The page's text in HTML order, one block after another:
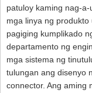
patuloy kaming nag-
mga linya ng
pagiging kumplikado
departamento ng
mga sistema ng
tulungan ang disenyo
connector. Ang aming